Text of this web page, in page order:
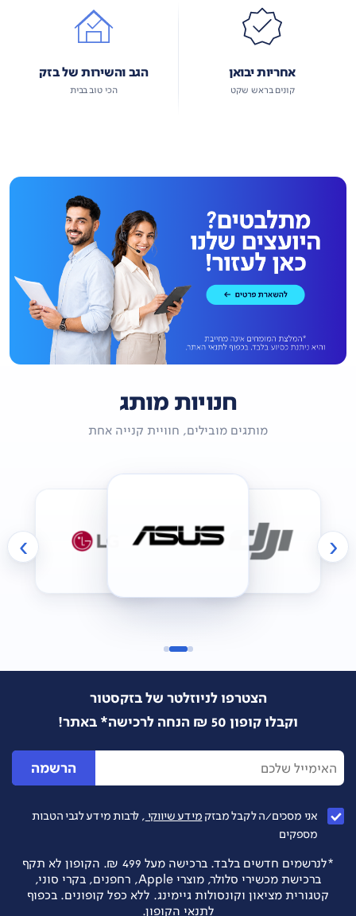
אחריות יבואן
קונים בראש שקט
הגב והשירות של בזק
הכי טוב בבית
חנויות מותג
מותגים מובילים, חוויית קנייה אחת
‹
›
הצטרפו לניוזלטר של בזקסטור
וקבלו קופון 50 ₪ הנחה לרכישה* באתר!
הרשמה
אני מסכים/ה לקבל מבזק מידע שיווקי , לרבות מידע לגבי הטבות
מספקים
*לנרשמים חדשים בלבד. ברכישה מעל 499 ₪. הקופון לא תקף
ברכישת מכשירי סלולר, מוצרי Apple, רחפנים, בקרי סוני,
קטגורית מציאון וקונסולות גיימינג. ללא כפל קופונים. בכפוף
לתנאי הקופון.